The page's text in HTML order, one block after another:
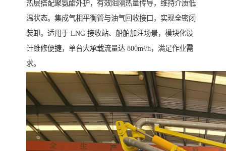
热层搭配聚氨酯外护，有效阻隔热量传导，维持介质低
温状态。集成气相平衡管与油气回收接口，实现全密闭
装卸。适用于 LNG 接收站、船舶加注场景，模块化设
计维修便捷，单台大承载流量达 800m³/h，满足作业需
求。